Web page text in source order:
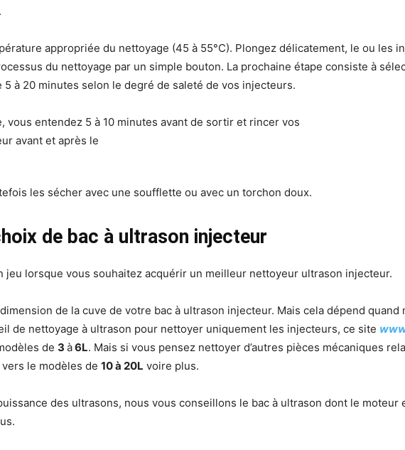
appropriée du nettoyage (45 à 55°C). Plongez délicatement, le ou les
du nettoyage par un simple bouton. La prochaine étape consiste à
à 20 minutes selon le degré de saleté de vos injecteurs.
vous entendez 5 à 10 minutes avant de sortir et rincer vos
les sécher avec une soufflette ou avec un torchon doux.
de bac à ultrason injecteur
jeu lorsque vous souhaitez acquérir un meilleur nettoyeur ultrason injecteur.
de la cuve de votre bac à ultrason injecteur. Mais cela dépend
de nettoyage à ultrason pour nettoyer uniquement les injecteurs, ce site
de 3 à6L. Mais si vous pensez nettoyer d’autres pièces mécaniques
le modèles de 10 à 20L voire plus.
des ultrasons, nous vous conseillons le bac à ultrason dont le moteur